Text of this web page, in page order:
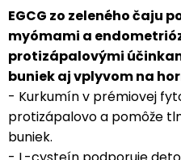
EGCG zo zeleného čaju
myómami a
protizápalovými
buniek aj vplyvom na
- Kurkumín v prémiovej
protizápalovo a pomôže
buniek.